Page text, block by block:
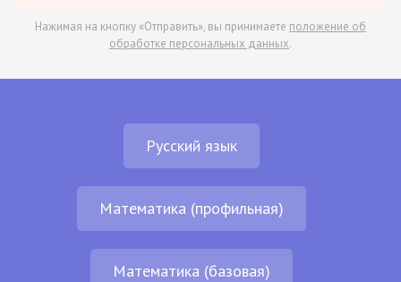
Нажимая на кнопку «Отправить», вы принимаете положение об
обработке персональных данных.
Русский язык
Математика (профильная)
Математика (базовая)